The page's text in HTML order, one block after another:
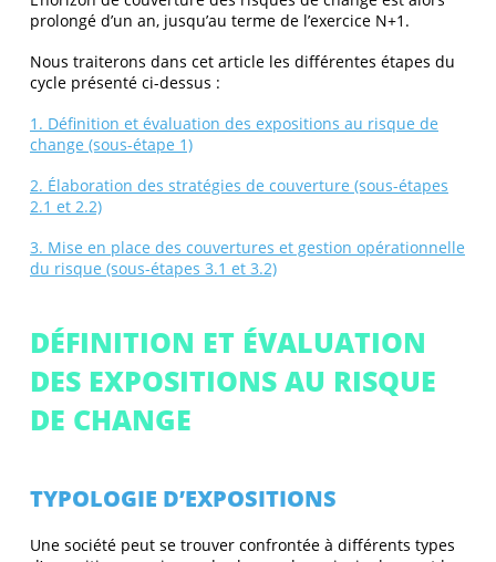
prolongé d’un an, jusqu’au terme de l’exercice N+1.
Nous traiterons dans cet article les différentes étapes du
cycle présenté ci-dessus :
1. Définition et évaluation des expositions au risque de
change (sous-étape 1)
2. Élaboration des stratégies de couverture (sous-étapes
2.1 et 2.2)
3. Mise en place des couvertures et gestion opérationnelle
du risque (sous-étapes 3.1 et 3.2)
DÉFINITION ET ÉVALUATION
DES EXPOSITIONS AU RISQUE
DE CHANGE
TYPOLOGIE D’EXPOSITIONS
Une société peut se trouver confrontée à différents types